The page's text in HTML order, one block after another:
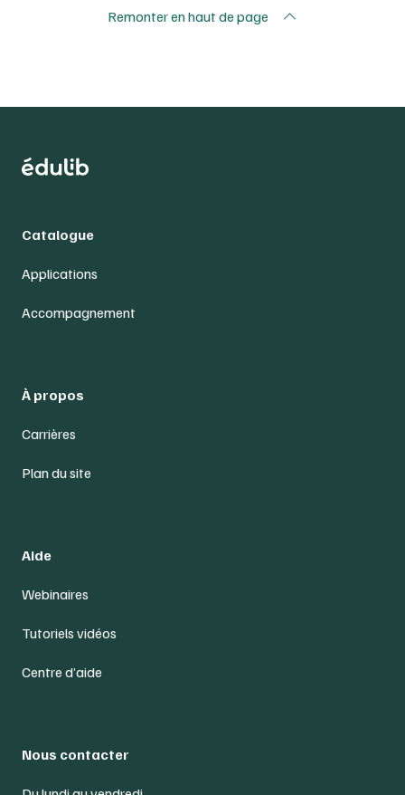
Remonter en haut de page
Catalogue
Applications
Accompagnement
À propos
Carrières
Plan du site
Aide
Webinaires
Tutoriels vidéos
Centre d’aide
Nous contacter